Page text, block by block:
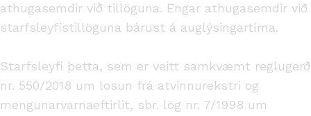
athugasemdir við tillöguna. Engar athugasemdir við
starfsleyfistillöguna bárust á auglýsingartíma.
Starfsleyfi þetta, sem er veitt samkvæmt reglugerð
nr. 550/2018 um losun frá atvinnurekstri og
mengunarvarnaeftirlit, sbr. lög nr. 7/1998 um